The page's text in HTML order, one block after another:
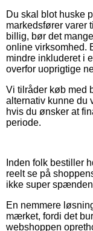
Du skal blot huske
markedsfører varer
billig, bør det
online virksomhed.
mindre inkluderet i
overfor uoprigtige
Vi tilråder køb med
alternativ kunne du
hvis du ønsker at
periode.
Inden folk bestiller
reelt se på
ikke super
En nemmere
mærket, fordi det
webshoppen